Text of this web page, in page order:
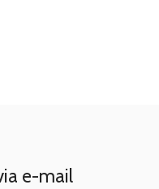
e-mail